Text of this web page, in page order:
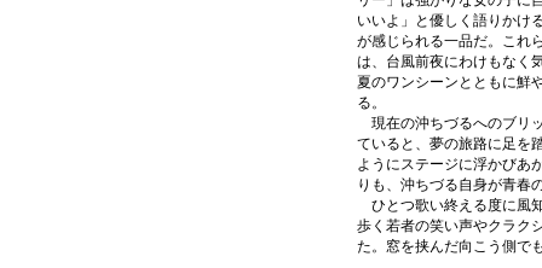
いいよ」と優しく語りかけ
が感じられる一品だ。これ
は、台風前夜にわけもなく
夏のワンシーンとともに鮮
る。
現在の沖ちづるへのブリ
ていると、夢の旅路に足を
ようにステージに浮かびあ
りも、沖ちづる自身が青春
ひとつ歌い終える度に風
歩く若者の笑い声やクラク
た。窓を挟んだ向こう側で